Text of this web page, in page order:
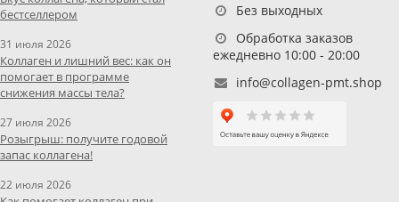
бестселлером
31 июля 2026
Коллаген и лишний вес: как он
помогает в программе
снижения массы тела?
27 июля 2026
Розыгрыш: получите годовой
запас коллагена!
22 июля 2026
Без выходных
Обработка заказов
ежедневно 10:00 - 20:00
info@collagen-pmt.shop